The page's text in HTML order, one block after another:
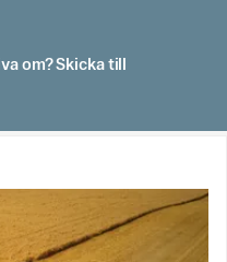
om? Skicka till